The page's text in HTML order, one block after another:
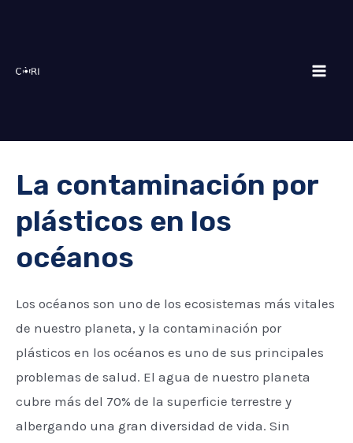
La contaminación por
plásticos en los
océanos
Los océanos son uno de los ecosistemas más vitales
de nuestro planeta, y la contaminación por
plásticos en los océanos es uno de sus principales
problemas de salud. El agua de nuestro planeta
cubre más del 70% de la superficie terrestre y
albergando una gran diversidad de vida. Sin